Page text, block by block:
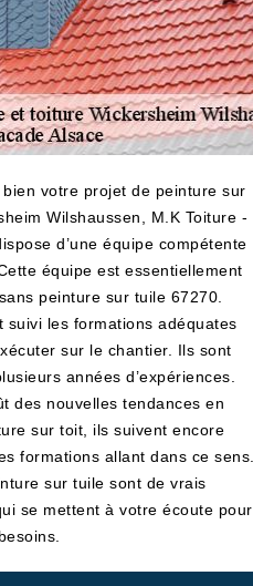
votre projet de peinture sur
Wilshaussen, M.K Toiture -
d’une équipe compétente
équipe est essentiellement
peinture sur tuile 67270.
suivi les formations adéquates
sur le chantier. Ils sont
années d’expériences.
des nouvelles tendances en
sur toit, ils suivent encore
formations allant dans ce sens.
sur tuile sont de vrais
se mettent à votre écoute pour